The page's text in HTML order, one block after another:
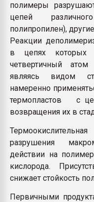
полимеры
цепей
полипропилен),
Реакции
в цепях которых
четвертичный атом
являясь видом
намеренно
термопластов с
возвращения их в
разрушения
действии на
кислорода.
снижает стойкость
Первичными